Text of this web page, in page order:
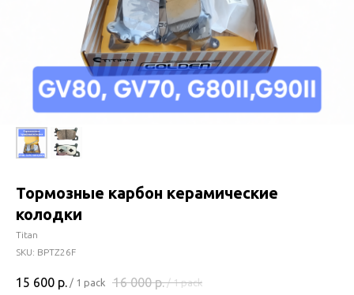
Тормозные карбон керамические
колодки
Titan
SKU: BPTZ26F
15 600 р. / 1 pack 16 000 р. / 1 pack